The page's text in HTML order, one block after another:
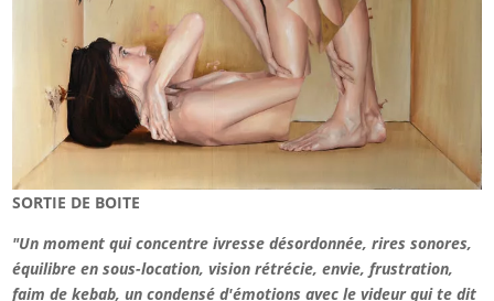
SORTIE DE BOITE
"Un moment qui concentre ivresse désordonnée, rires sonores,
équilibre en sous-location, vision rétrécie, envie, frustration,
faim de kebab, un condensé d'émotions avec le videur qui te dit